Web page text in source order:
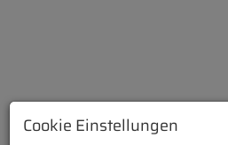
Cookie Einstellungen